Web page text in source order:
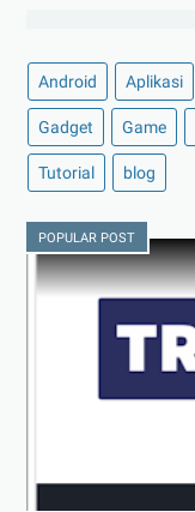
Android Aplikasi
Gadget Game
Tutorial blog
POPULAR POST